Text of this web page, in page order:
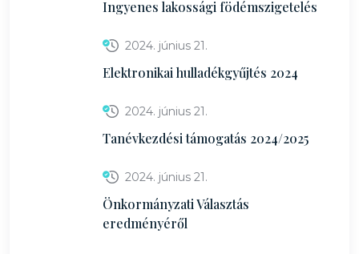
Ingyenes lakossági födémszigetelés
2024. június 21.
Elektronikai hulladékgyűjtés 2024
2024. június 21.
Tanévkezdési támogatás 2024/2025
2024. június 21.
Önkormányzati Választás
eredményéről